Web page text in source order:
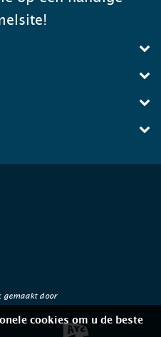
gemaakt door
cookies om u de beste